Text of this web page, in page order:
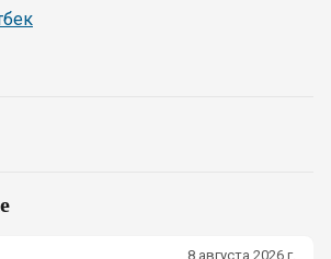
8 августа 2026 г.